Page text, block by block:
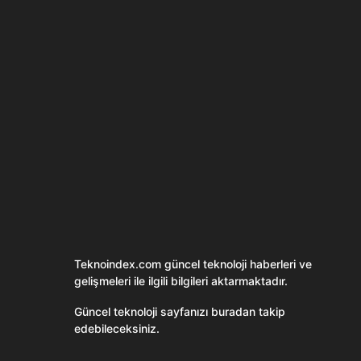
Teknoindex.com güncel teknoloji haberleri ve
gelişmeleri ile ilgili bilgileri aktarmaktadır.
Güncel teknoloji sayfanızı buradan takip
edebileceksiniz.